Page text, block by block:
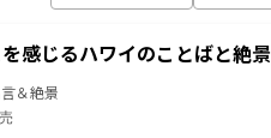
感じるハワイのことばと絶
＆絶景